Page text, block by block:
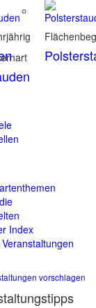
vorschlagen
Index